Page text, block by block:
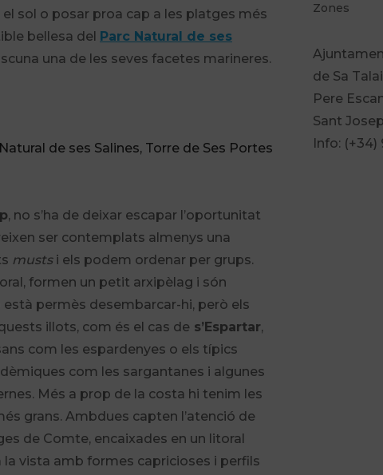
sol o posar proa cap a les platges més
bellesa del Parc Natural de ses
una de les seves facetes marineres.
de ses Salines, Torre de Ses Portes
, no s’ha de deixar escapar l’oportunitat
ser contemplats almenys una
musts i els podem ordenar per grups.
formen un petit arxipèlag i són
permès desembarcar-hi, però els
illots, com és el cas de s’Espartar,
com les espardenyes o els típics
com les sargantanes i algunes
Més a prop de la costa hi tenim les
grans. Ambdues capten l’atenció de
de Comte, encaixades en un litoral
vista amb formes capricioses i perfils
Zones
de Sa
Pere
Sant
Info: (+34)